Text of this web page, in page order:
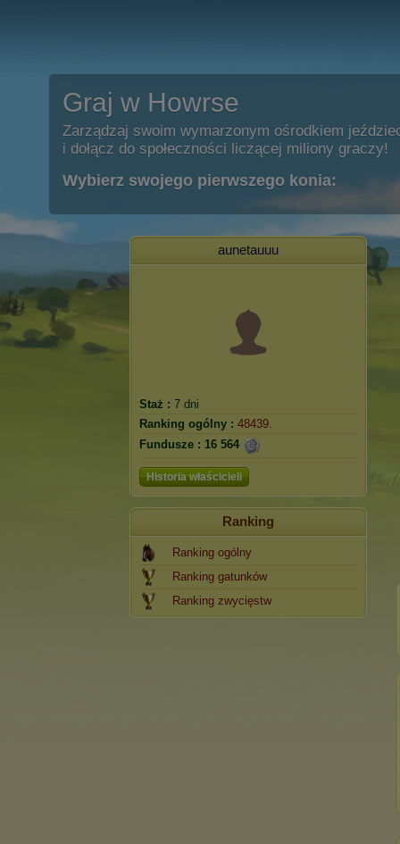
Graj w Howrse
Zarządzaj swoim wymarzonym ośrodkiem
i dołącz do społeczności liczącej miliony graczy!
Wybierz swojego pierwszego konia:
aunetauuu
Staż : 7 dni
Ranking ogólny : 48439.
Fundusze : 16 564
Historia właścicieli
Ranking
Ranking ogólny
Ranking gatunków
Ranking zwycięstw